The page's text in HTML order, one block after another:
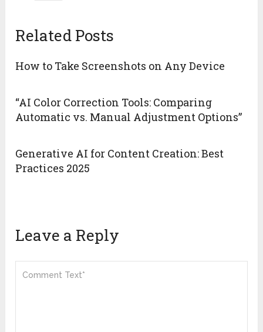
Related Posts
How to Take Screenshots on Any Device
“AI Color Correction Tools: Comparing
Automatic vs. Manual Adjustment Options”
Generative AI for Content Creation: Best
Practices 2025
Leave a Reply